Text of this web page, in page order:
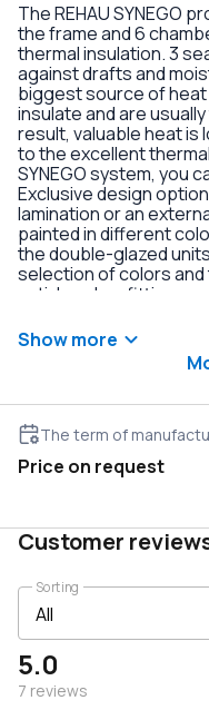
The REHAU SYNEGO
the frame and 6
thermal insulation. 3
against drafts and
biggest source of heat
insulate and are
result, valuable heat is
to the excellent
SYNEGO system, you
Exclusive design
lamination or an
painted in different
the double-glazed
selection of colors
anti-burglary fittings
Show more
The term of
Price on request
Customer
5.0
7 reviews
Sorting